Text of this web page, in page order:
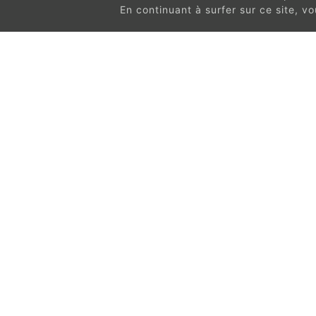
En continuant à surfer sur ce site,